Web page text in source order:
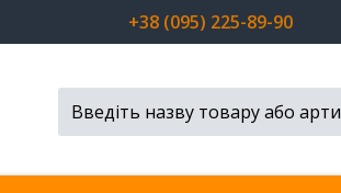
+38 (095) 225-89-90